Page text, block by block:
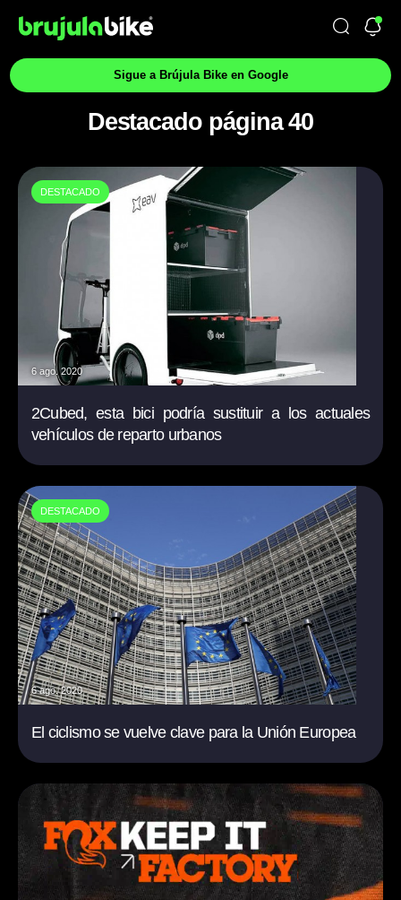
Sigue a Brújula Bike en Google
Destacado página 40
DESTACADO
6 ago. 2020
2Cubed, esta bici podría sustituir a los actuales
vehículos de reparto urbanos
DESTACADO
6 ago. 2020
El ciclismo se vuelve clave para la Unión Europea